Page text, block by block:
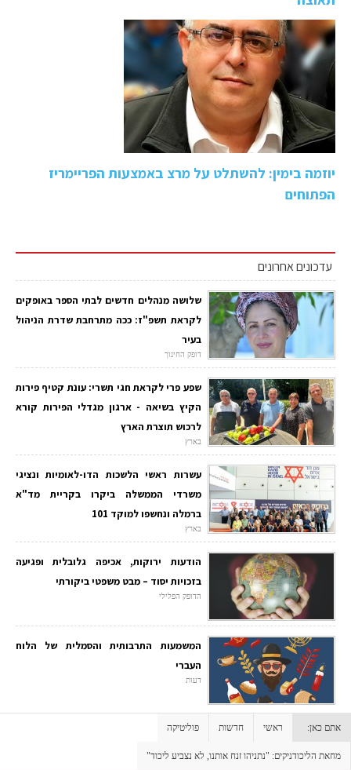
יוזמה בימין: להשתלט על מרצ באמצעות הפריימריז
הפתוחים
עדכונים אחרונים
שלושה מנהלים חדשים לבתי הספר באופקים
לקראת תשפ"ז: ככה מתרחבת שדרת הניהול
בעיר
דופק החינוך
שפע פרי לקראת חגי תשרי: עונת קטיף פירות
הקיץ בשיאה - ארגון מגדלי הפירות קורא
לרכוש תוצרת הארץ
בארץ
עשרות ראשי הלשכות הדו-לאומיות ונציגי
משרדי הממשלה ביקרו בקריית מד"א
ברמלה ונחשפו למוקד 101
בארץ
הודעות ירוקות, אכיפה גלובלית ופגיעה
בזכויות יסוד – מבט משפטי ביקורתי
הדופק הפלילי
המשמעות התרבותית והסמלית של הלוח
העברי
דעות
אתם כאן: ראשי חדשות פוליטיקה
מחאת הליכודניקים: "נתניהו זנח אותנו, לא נצביע ליכוד"